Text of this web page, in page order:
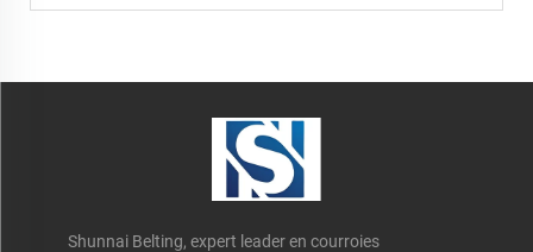
Shunnai Belting, expert leader en courroies